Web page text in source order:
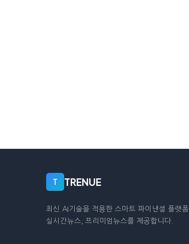
T TRENUE
최신 AI기술을 적용한 스마트 파이낸셜 플랫폼.
실시간뉴스, 프리미엄뉴스를 제공합니다.